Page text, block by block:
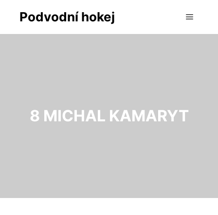
Podvodní hokej
8 MICHAL KAMARYT